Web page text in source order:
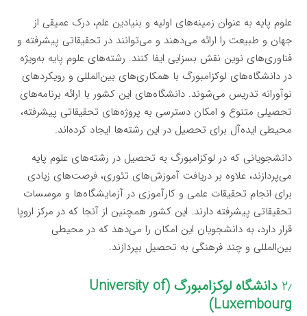
علوم پایه به عنوان زمینه‌های اولیه و بنیادین علم، درک عمیقی از
جهان و طبیعت را ارائه می‌دهند و می‌توانند در تحقیقاتی پیشرفته و
فناوری‌های نوین نقش بسزایی ایفا کنند. رشته‌های علوم پایه به‌ویژه
در دانشگاه‌های لوکزامبورگ با همکاری‌های بین‌المللی و رویکردهای
نوآورانه تدریس می‌شوند. دانشگاه‌های این کشور با ارائه برنامه‌های
تحصیلی متنوع و امکان دسترسی به پروژه‌های تحقیقاتی پیشرفته،
محیطی ایده‌آل برای تحصیل در این رشته‌ها ایجاد کرده‌اند.
دانشجویانی که در لوکزامبورگ به تحصیل در رشته‌های علوم پایه
می‌پردازند، علاوه بر دریافت آموزش‌های تئوری، فرصت‌های زیادی
برای انجام تحقیقات علمی و کارآموزی در آزمایشگاه‌ها و موسسات
تحقیقاتی پیشرفته دارند. این کشور همچنین از آنجا که در مرکز اروپا
قرار دارد، به دانشجویان این امکان را می‌دهد که در محیطی
بین‌المللی و چند فرهنگی به تحصیل بپردازند.
۲٫
دانشگاه لوکزامبورگ (University of
Luxembourg)